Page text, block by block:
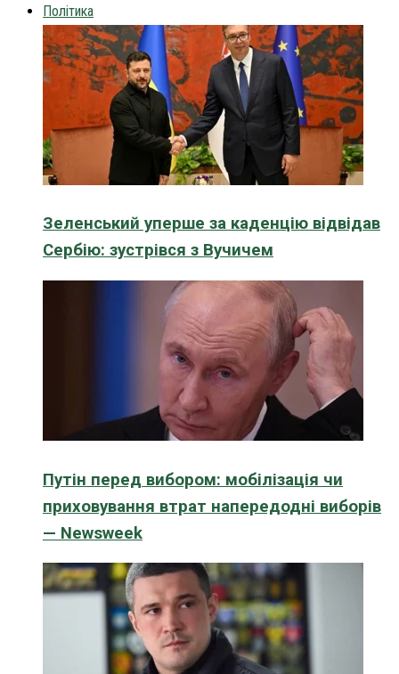
Політика
Зеленський уперше за каденцію відвідав
Сербію: зустрівся з Вучичем
Путін перед вибором: мобілізація чи
приховування втрат напередодні виборів
— Newsweek